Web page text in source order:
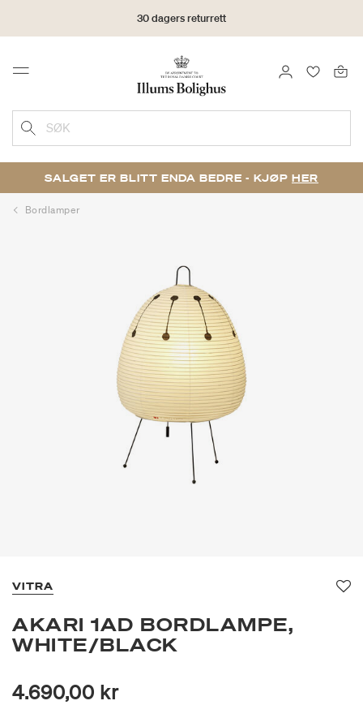
30 dagers returrett
Menu LOGG INN
SØK
SALGET ER BLITT ENDA BEDRE - KJØP HER
Bordlamper
VITRA
AKARI 1AD BORDLAMPE,
WHITE/BLACK
4.690,00 kr